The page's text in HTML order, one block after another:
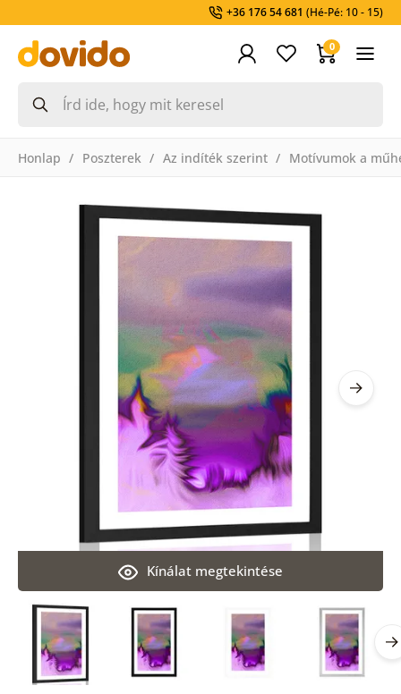
+36 176 54 681 (Hé-Pé: 10 - 15)
0
Honlap Poszterek Az indíték szerint Motívumok a
Kínálat megtekintése